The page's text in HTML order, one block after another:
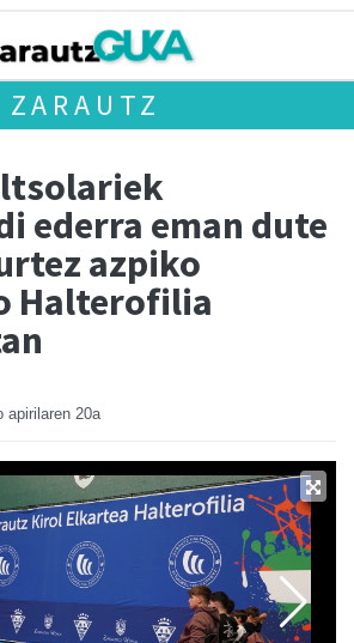
ZARAUTZ
ederra eman dute
azpiko
Halterofilia
apirilaren 20a